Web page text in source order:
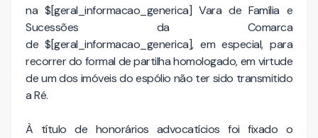
na $[geral_informacao_generica] Vara de Família e
Sucessões da Comarca
de $[geral_informacao_generica], em especial, para
recorrer do formal de partilha homologado, em virtude
de um dos imóveis do espólio não ter sido transmitido
a Ré.
À título de honorários advocatícios foi fixado o